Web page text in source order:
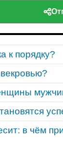
к порядку?
в чём